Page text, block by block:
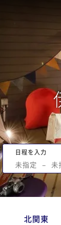
日程を入力
未指定 − 未
北関東